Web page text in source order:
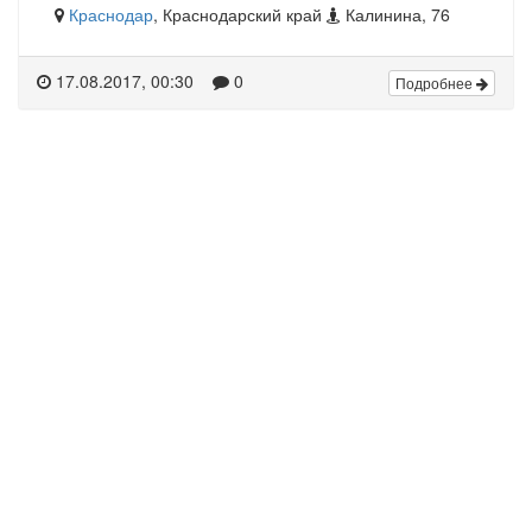
Краснодар, Краснодарский край Калинина, 76
17.08.2017, 00:30 0 Подробнее